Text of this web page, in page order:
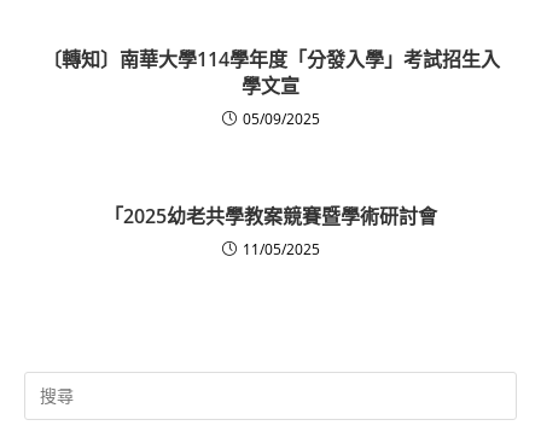
〔轉知〕南華大學114學年度「分發入學」考試招生入
學文宣
05/09/2025
「2025幼老共學教案競賽暨學術研討會
11/05/2025
Search
for: